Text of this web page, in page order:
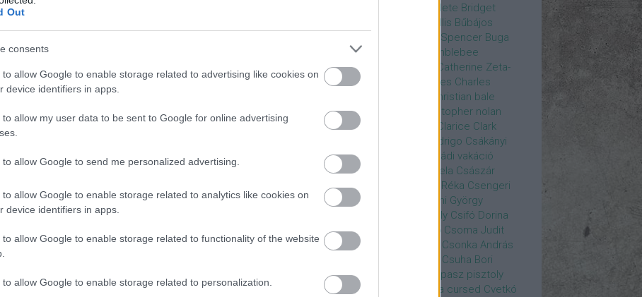
Out
consents
to allow Google to enable storage related to advertising like cookies on
device identifiers in apps.
to allow my user data to be sent to Google for online advertising
to allow Google to send me personalized advertising.
to allow Google to enable storage related to analytics like cookies on
device identifiers in apps.
to allow Google to enable storage related to functionality of the website
to allow Google to enable storage related to personalization.
Brian élete Bridget
Bruce Willis Bűbájos
Bud Spencer Buga
bukott birodalom
Bumblebee
Cameron Diaz
Catherine Zeta-
Jones CD Projekt Red Charles Charles
christian bale
Christopher Eccleston
christopher nolan
Chris Hemsworth
Clarice Clark
Crespo Rodrigo Csákányi
Eszter Csákányi László
Családi vakáció
Csankó Zoltán
Császár Angela Császár
Róbert Cseke Péter Csellár Réka Csengeri
Attila
Csere Ágnes
Cserhalmi György
Csiby Gergely Csifó Dorina
Csillagok Háborúja
Csodanő Csoma Judit
Csomós Mari
Csonka András
Csuha Bori
Csuha Lajos
Csupasz pisztoly
Csurka László
Csűrös Karola cursed Cvetkó